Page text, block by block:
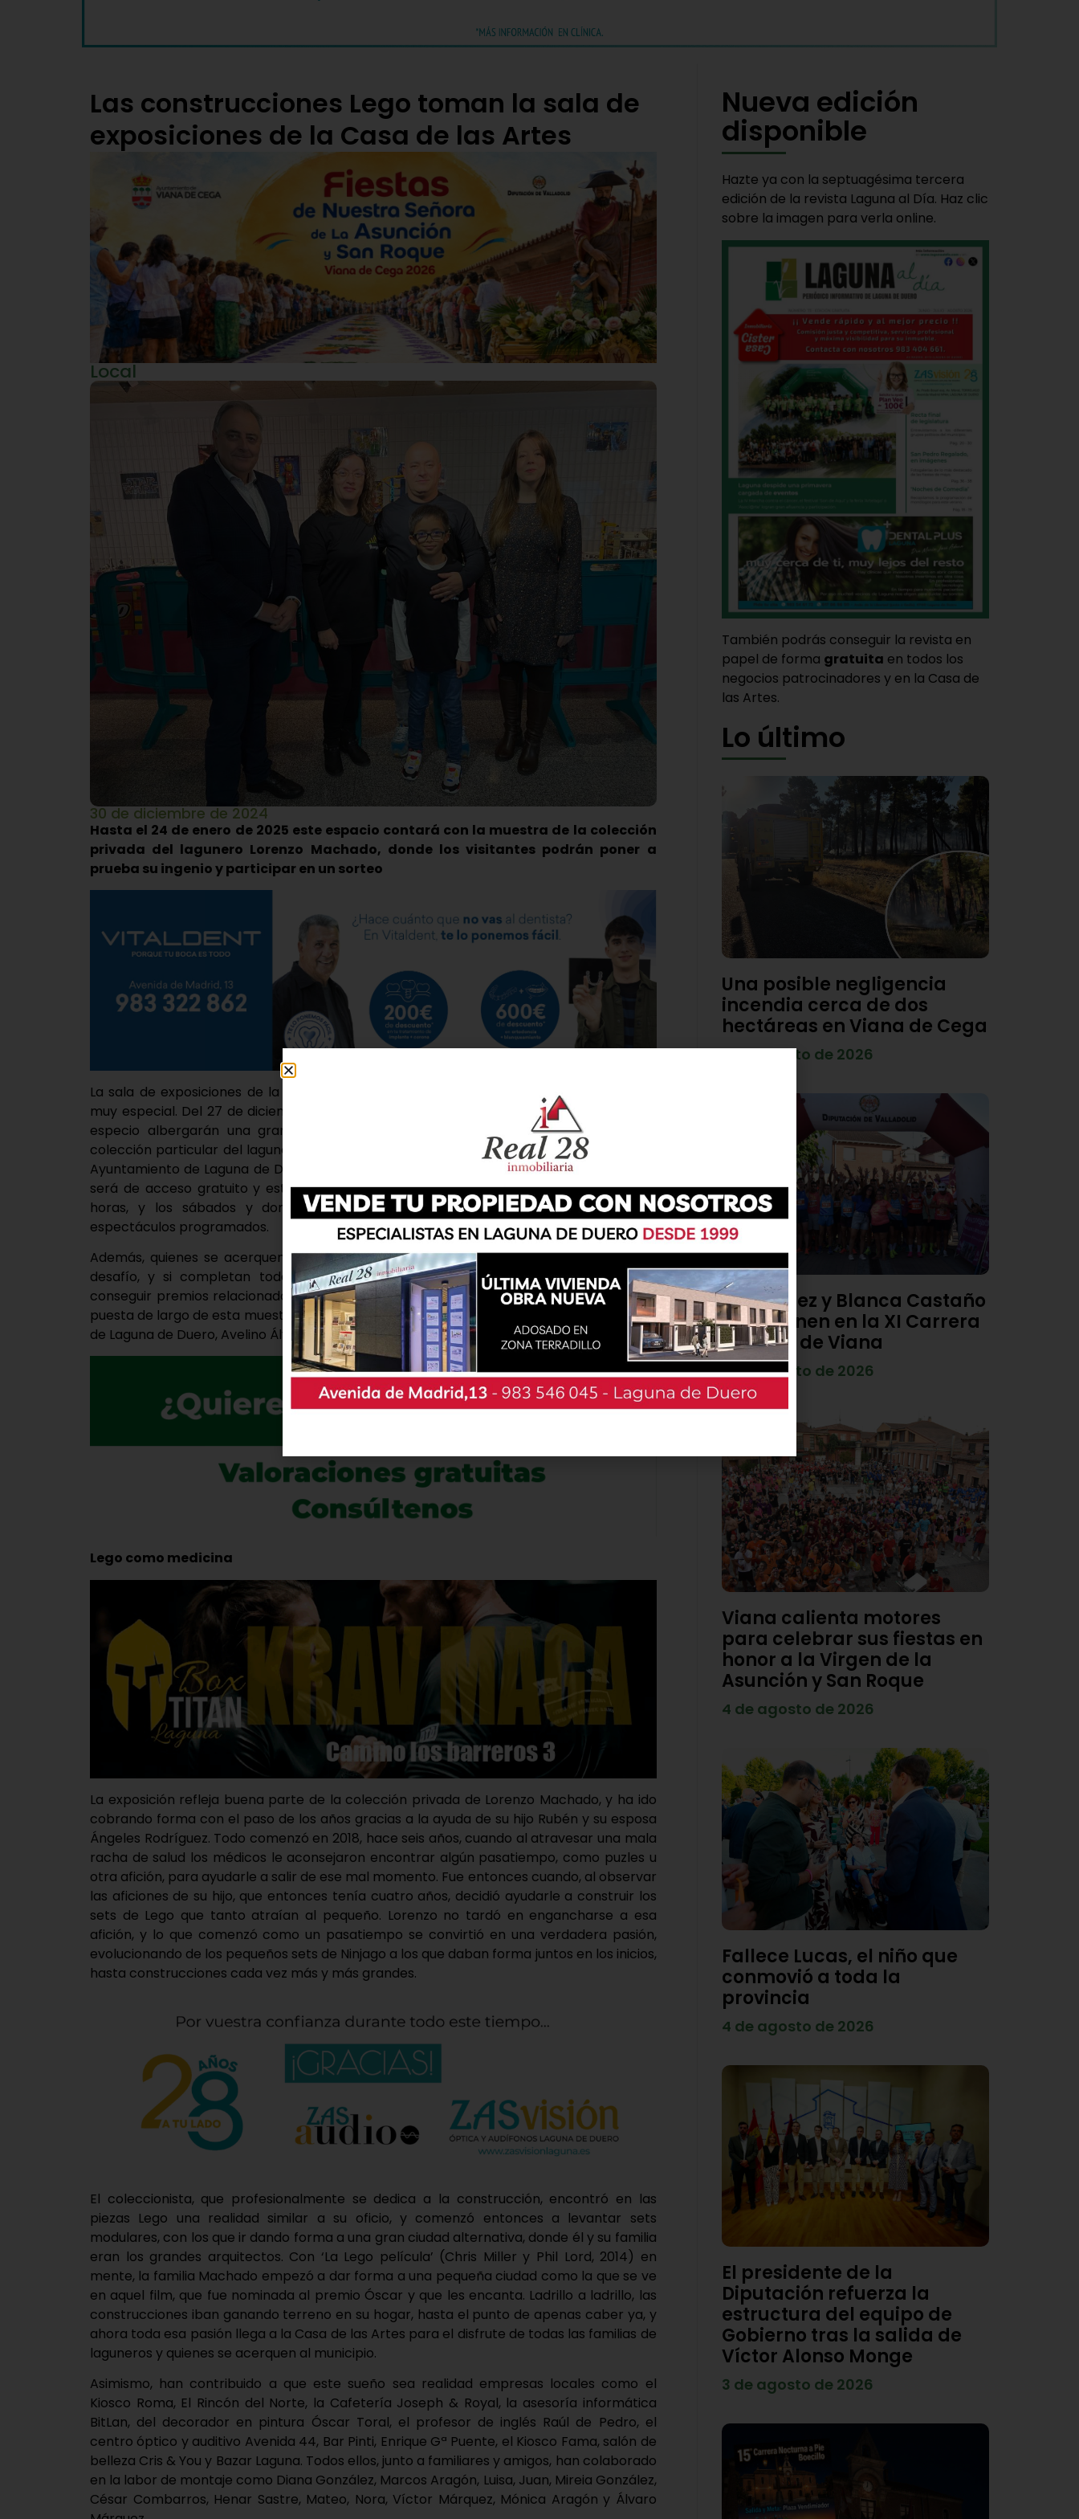
Las construcciones Lego toman la sala de
exposiciones de la Casa de las Artes
Local
30 de diciembre de 2024
Hasta el 24 de enero de 2025 este espacio contará con la muestra de la colección
privada del lagunero Lorenzo Machado, donde los visitantes podrán poner a
prueba su ingenio y participar en un sorteo
La sala de exposiciones de la Casa de las Artes acogerá estas navidades una muestra
muy especial. Del 27 de diciembre de 2024 al 24 de enero de 2025 las paredes de este
especio albergarán una gran exposición de construcciones Lego procedente de la
colección particular del lagunero Lorenzo Machado. Organizada con la colaboración del
Ayuntamiento de Laguna de Duero a través de su Área de Bienestar Social, la exposición
será de acceso gratuito y estará abierta al público de lunes a viernes, de 8:30 a 21:30
horas, y los sábados y domingos desde una hora antes de que comiencen los
espectáculos programados.
Además, quienes se acerquen a visitar la propuesta podrán participar en un pequeño
desafío, y si completan todas las misiones asignadas entrarán en un sorteo para
conseguir premios relacionados con Lego cuando la muestra cierre sus puertas. Tras la
puesta de largo de esta muestra, han realizado una visita junto a sus impulsores el alcalde
de Laguna de Duero, Avelino Álvarez, y la concejala de Cultura, Lucía Castro.
Lego como medicina
La exposición refleja buena parte de la colección privada de Lorenzo Machado, y ha ido
cobrando forma con el paso de los años gracias a la ayuda de su hijo Rubén y su esposa
Ángeles Rodríguez. Todo comenzó en 2018, hace seis años, cuando al atravesar una mala
racha de salud los médicos le aconsejaron encontrar algún pasatiempo, como puzles u
otra afición, para ayudarle a salir de ese mal momento. Fue entonces cuando, al observar
las aficiones de su hijo, que entonces tenía cuatro años, decidió ayudarle a construir los
sets de Lego que tanto atraían al pequeño. Lorenzo no tardó en engancharse a esa
afición, y lo que comenzó como un pasatiempo se convirtió en una verdadera pasión,
evolucionando de los pequeños sets de Ninjago a los que daban forma juntos en los inicios,
hasta construcciones cada vez más y más grandes.
El coleccionista, que profesionalmente se dedica a la construcción, encontró en las
piezas Lego una realidad similar a su oficio, y comenzó entonces a levantar sets
modulares, con los que ir dando forma a una gran ciudad alternativa, donde él y su familia
eran los grandes arquitectos. Con ‘La Lego película’ (Chris Miller y Phil Lord, 2014) en
mente, la familia Machado empezó a dar forma a una pequeña ciudad como la que se ve
en aquel film, que fue nominada al premio Óscar y que les encanta. Ladrillo a ladrillo, las
construcciones iban ganando terreno en su hogar, hasta el punto de apenas caber ya, y
ahora toda esa pasión llega a la Casa de las Artes para el disfrute de todas las familias de
laguneros y quienes se acerquen al municipio.
Asimismo, han contribuido a que este sueño sea realidad empresas locales como el
Kiosco Roma, El Rincón del Norte, la Cafetería Joseph & Royal, la asesoría informática
BitLan, del decorador en pintura Óscar Toral, el profesor de inglés Raúl de Pedro, el
centro óptico y auditivo Avenida 44, Bar Pinti, Enrique Gª Puente, el Kiosco Fama, salón de
belleza Cris & You y Bazar Laguna. Todos ellos, junto a familiares y amigos, han colaborado
en la labor de montaje como Diana González, Marcos Aragón, Luisa, Juan, Mireia González,
César Combarros, Henar Sastre, Mateo, Nora, Víctor Márquez, Mónica Aragón y Álvaro
Nueva edición
disponible
Hazte ya con la septuagésima tercera
edición de la revista Laguna al Día. Haz clic
sobre la imagen para verla online.
También podrás conseguir la revista en
papel de forma gratuita en todos los
negocios patrocinadores y en la Casa de
las Artes.
Lo último
Una posible negligencia
incendia cerca de dos
hectáreas en Viana de Cega
7 de agosto de 2026
Diego Díez y Blanca Castaño
se imponen en la XI Carrera
Popular de Viana
4 de agosto de 2026
Viana calienta motores
para celebrar sus fiestas en
honor a la Virgen de la
Asunción y San Roque
4 de agosto de 2026
Fallece Lucas, el niño que
conmovió a toda la
provincia
4 de agosto de 2026
El presidente de la
Diputación refuerza la
estructura del equipo de
Gobierno tras la salida de
Víctor Alonso Monge
3 de agosto de 2026